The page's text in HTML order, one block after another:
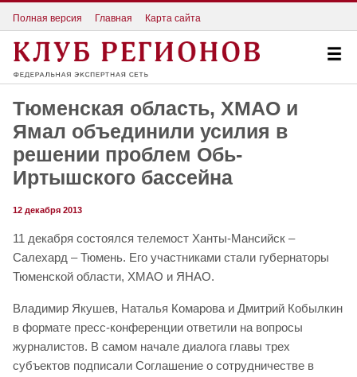
Полная версия Главная Карта сайта
Тюменская область, ХМАО и
Ямал объединили усилия в
решении проблем Обь-
Иртышского бассейна
12 декабря 2013
11 декабря состоялся телемост Ханты-Мансийск –
Салехард – Тюмень. Его участниками стали губернаторы
Тюменской области, ХМАО и ЯНАО.
Владимир Якушев, Наталья Комарова и Дмитрий Кобылкин
в формате пресс-конференции ответили на вопросы
журналистов. В самом начале диалога главы трех
субъектов подписали Соглашение о сотрудничестве в